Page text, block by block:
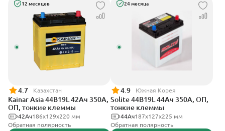
12 месяцев
4.7 Казахстан
Kainar Asia 44B19L 42Ач 350А,
ОП, тонкие клеммы
186х129х220 мм
42Ач
Обратная полярность
24 месяца
4.9 Южная Корея
Solite 44B19L 44Ач 350А, ОП,
тонкие клеммы
187x127x225 мм
44Ач
Обратная полярность